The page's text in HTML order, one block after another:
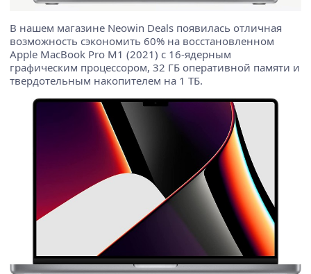
В нашем магазине Neowin Deals появилась отличная
возможность сэкономить 60% на восстановленном
Apple MacBook Pro M1 (2021) с 16-ядерным
графическим процессором, 32 ГБ оперативной памяти и
твердотельным накопителем на 1 ТБ.